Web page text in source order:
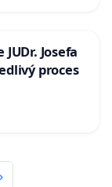
Josefa
proces